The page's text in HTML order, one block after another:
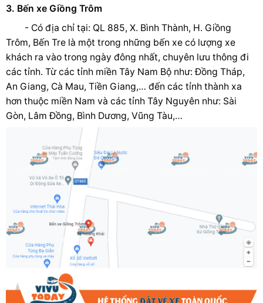
3. Bến xe Giồng Trôm
- Có địa chỉ tại: QL 885, X. Bình Thành, H. Giồng
Trôm, Bến Tre là một trong những bến xe có lượng xe
khách ra vào trong ngày đông nhất, chuyên lưu thông đi
các tỉnh. Từ các tỉnh miền Tây Nam Bộ như: Đồng Tháp,
An Giang, Cà Mau, Tiền Giang,… đến các tỉnh thành xa
hơn thuộc miền Nam và các tỉnh Tây Nguyên như: Sài
Gòn, Lâm Đồng, Bình Dương, Vũng Tàu,…